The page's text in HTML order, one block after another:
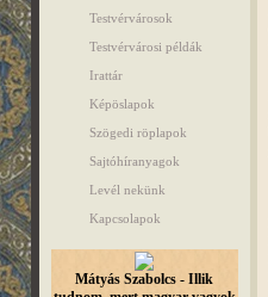
Testvérvárosok
Testvérvárosi példák
Irattár
Képöslapok
Szögedi röplapok
Sajtóhíranyagok
Levél nekünk
Kapcsolapok
Mátyás Szabolcs - Illik